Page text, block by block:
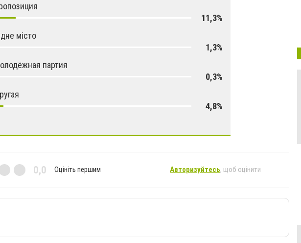
11,3%
місто
1,3%
партия
0,3%
4,8%
0,0 Оцініть першим Авторизуйтесь, щоб оцінити